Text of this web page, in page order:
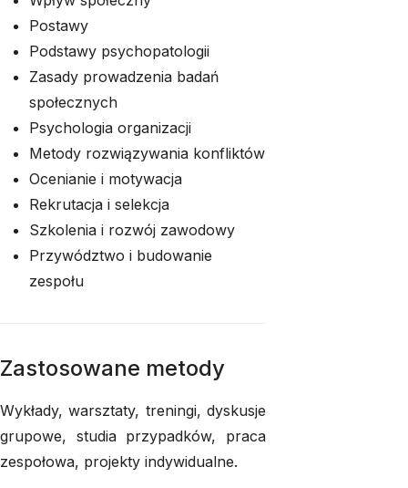
Postawy
Podstawy psychopatologii
Zasady prowadzenia badań
społecznych
Psychologia organizacji
Metody rozwiązywania konfliktów
Ocenianie i motywacja
Rekrutacja i selekcja
Szkolenia i rozwój zawodowy
Przywództwo i budowanie
zespołu
Zastosowane metody
Wykłady, warsztaty, treningi, dyskusje
grupowe, studia przypadków, praca
zespołowa, projekty indywidualne.